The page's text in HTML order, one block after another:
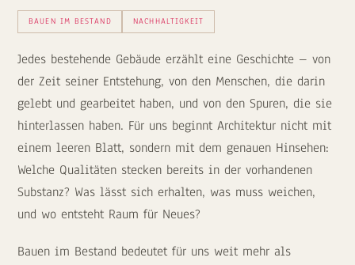
BAUEN IM BESTAND NACHHALTIGKEIT
Jedes bestehende Gebäude erzählt eine Geschichte – von
der Zeit seiner Entstehung, von den Menschen, die darin
gelebt und gearbeitet haben, und von den Spuren, die sie
hinterlassen haben. Für uns beginnt Architektur nicht mit
einem leeren Blatt, sondern mit dem genauen Hinsehen:
Welche Qualitäten stecken bereits in der vorhandenen
Substanz? Was lässt sich erhalten, was muss weichen,
und wo entsteht Raum für Neues?
Bauen im Bestand bedeutet für uns weit mehr als